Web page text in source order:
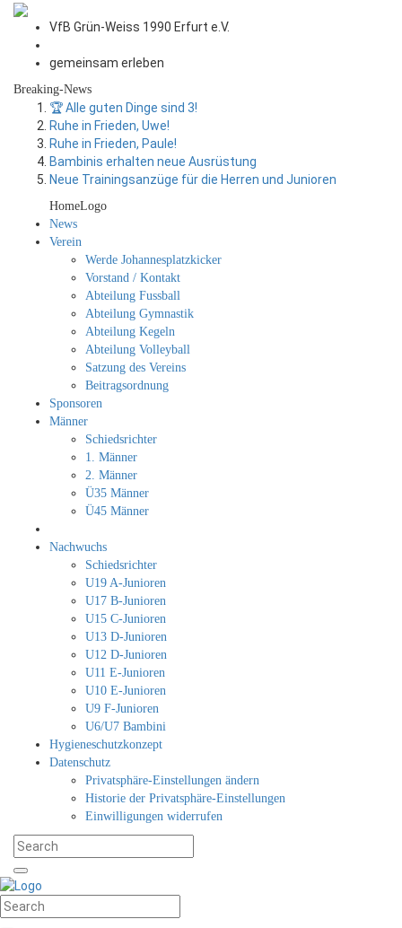
VfB Grün-Weiss 1990 Erfurt e.V.
gemeinsam erleben
Breaking-News
🏆 Alle guten Dinge sind 3!
Ruhe in Frieden, Uwe!
Ruhe in Frieden, Paule!
Bambinis erhalten neue Ausrüstung
Neue Trainingsanzüge für die Herren und Junioren
HomeLogo
News
Verein
Werde Johannesplatzkicker
Vorstand / Kontakt
Abteilung Fussball
Abteilung Gymnastik
Abteilung Kegeln
Abteilung Volleyball
Satzung des Vereins
Beitragsordnung
Sponsoren
Männer
Schiedsrichter
1. Männer
2. Männer
Ü35 Männer
Ü45 Männer
Nachwuchs
Schiedsrichter
U19 A-Junioren
U17 B-Junioren
U15 C-Junioren
U13 D-Junioren
U12 D-Junioren
U11 E-Junioren
U10 E-Junioren
U9 F-Junioren
U6/U7 Bambini
Hygieneschutzkonzept
Datenschutz
Privatsphäre-Einstellungen ändern
Historie der Privatsphäre-Einstellungen
Einwilligungen widerrufen